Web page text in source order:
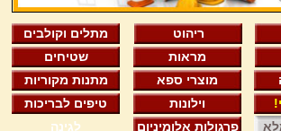
ריהוט
מתלים וקולבים
מראות
שטיחים
מוצרי ספא
מתנות מקוריות
וילונות
טיפים לבריכות
לגינה
פרגולות אלומיניום